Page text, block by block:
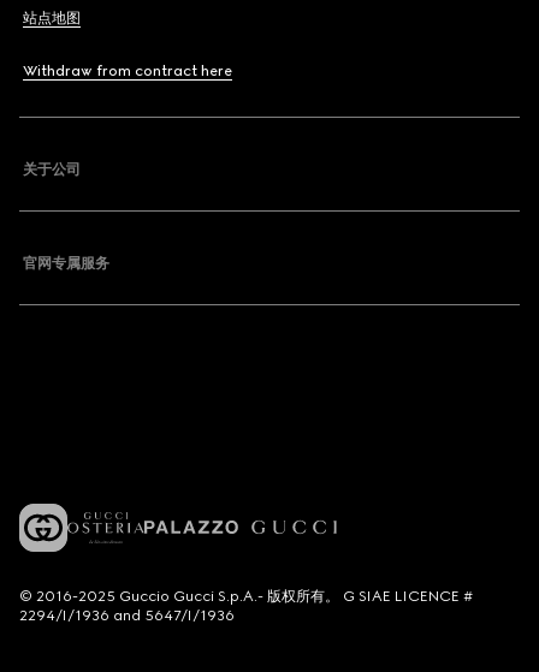
站点地图
Withdraw from contract here
关于公司
官网专属服务
© 2016-2025 Guccio Gucci S.p.A.- 版权所有。 G SIAE LICENCE #
2294/I/1936 and 5647/I/1936